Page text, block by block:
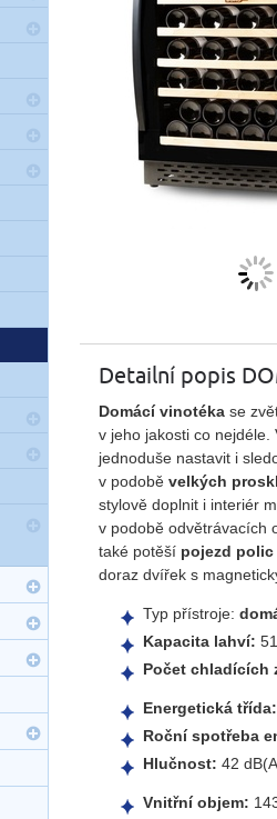
Detailní popis
Domácí vinotéka se
v jeho jakosti co
jednoduše nastavit i
v podobě velkých
stylově doplnit i interiér
v podobě odvětrávacích
také potěší pojezd polic
doraz dvířek s
Typ přístroje:
Kapacita lahví: 51
Počet chladících
Energetická
Roční spotřeba
Hlučnost: 42
Vnitřní objem: